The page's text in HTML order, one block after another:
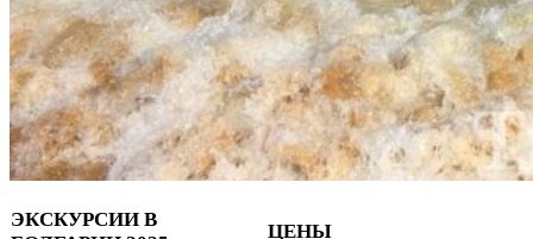
ЭКСКУРСИИ В
ЦЕНЫ